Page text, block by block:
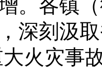
。各镇
深刻汲
火灾事